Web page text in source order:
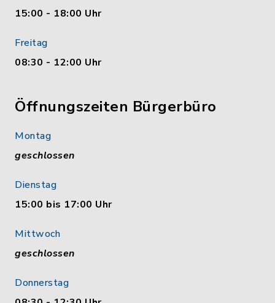
15:00 - 18:00 Uhr
Freitag
08:30 - 12:00 Uhr
Öffnungszeiten Bürgerbüro
Montag
geschlossen
Dienstag
15:00 bis 17:00 Uhr
Mittwoch
geschlossen
Donnerstag